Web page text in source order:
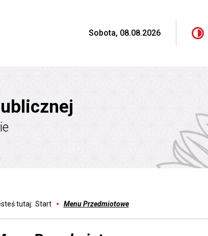
Sobota, 08.08.2026
tutaj: Start Menu Przedmiotowe